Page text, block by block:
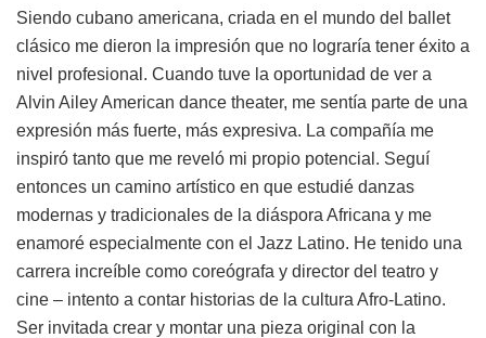
Siendo cubano americana, criada en el mundo del ballet
clásico me dieron la impresión que no lograría tener éxito a
nivel profesional. Cuando tuve la oportunidad de ver a
Alvin Ailey American dance theater, me sentía parte de una
expresión más fuerte, más expresiva. La compañía me
inspiró tanto que me reveló mi propio potencial. Seguí
entonces un camino artístico en que estudié danzas
modernas y tradicionales de la diáspora Africana y me
enamoré especialmente con el Jazz Latino. He tenido una
carrera increíble como coreógrafa y director del teatro y
cine – intento a contar historias de la cultura Afro-Latino.
Ser invitada crear y montar una pieza original con la